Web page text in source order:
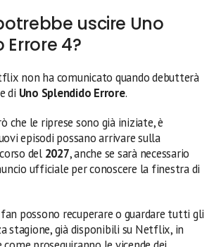
uscire Uno
4?
non ha comunicato quando debutterà
di Uno Splendido Errore.
che le riprese sono già iniziate, è
episodi possano arrivare sulla
del 2027, anche se sarà necessario
ufficiale per conoscere la finestra di
possono recuperare o guardare tutti gli
stagione, già disponibili su Netflix, in